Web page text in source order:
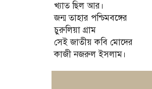
খ্যাত ছিল আর।
জন্ম তাহার পশ্চিমবঙ্গের
চুরুলিয়া গ্রাম
সেই জাতীয় কবি মোদের
কাজী নজরুল ইসলাম।